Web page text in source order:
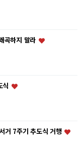
곡하지 말라
식
거 7주기 추도식 거행